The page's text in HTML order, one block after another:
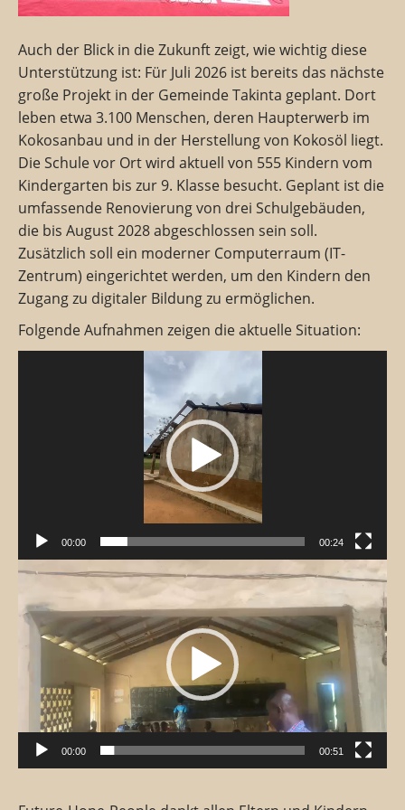
Auch der Blick in die Zukunft zeigt, wie wichtig diese
Unterstützung ist: Für Juli 2026 ist bereits das nächste
große Projekt in der Gemeinde Takinta geplant. Dort
leben etwa 3.100 Menschen, deren Haupterwerb im
Kokosanbau und in der Herstellung von Kokosöl liegt.
Die Schule vor Ort wird aktuell von 555 Kindern vom
Kindergarten bis zur 9. Klasse besucht. Geplant ist die
umfassende Renovierung von drei Schulgebäuden,
die bis August 2028 abgeschlossen sein soll.
Zusätzlich soll ein moderner Computerraum (IT-
Zentrum) eingerichtet werden, um den Kindern den
Zugang zu digitaler Bildung zu ermöglichen.
Folgende Aufnahmen zeigen die aktuelle Situation:
00:00 00:24
Video-
00:00 00:51